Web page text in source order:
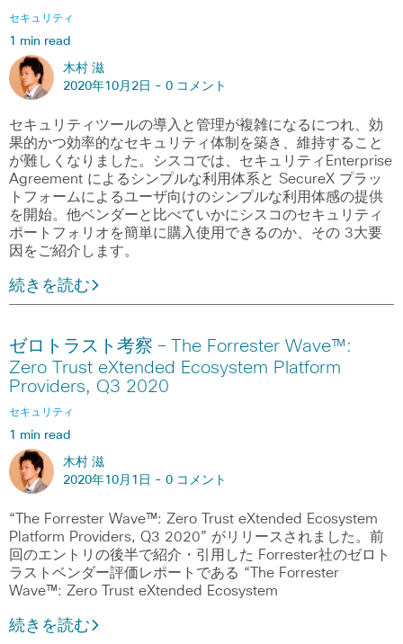
セキュリティ
1 min read
木村 滋
2020年10月2日 - 0 コメント
セキュリティツールの導入と管理が複雑になるにつれ、効
果的かつ効率的なセキュリティ体制を築き、維持すること
が難しくなりました。シスコでは、セキュリティEnterprise
Agreement によるシンプルな利用体系と SecureX プラッ
トフォームによるユーザ向けのシンプルな利用体感の提供
を開始。他ベンダーと比べていかにシスコのセキュリティ
ポートフォリオを簡単に購入使用できるのか、その 3大要
因をご紹介します。
続きを読む
ゼロトラスト考察 – The Forrester Wave™:
Zero Trust eXtended Ecosystem Platform
Providers, Q3 2020
セキュリティ
1 min read
木村 滋
2020年10月1日 - 0 コメント
“The Forrester Wave™: Zero Trust eXtended Ecosystem
Platform Providers, Q3 2020” がリリースされました。前
回のエントリの後半で紹介・引用した Forrester社のゼロト
ラストベンダー評価レポートである “The Forrester
Wave™: Zero Trust eXtended Ecosystem
続きを読む